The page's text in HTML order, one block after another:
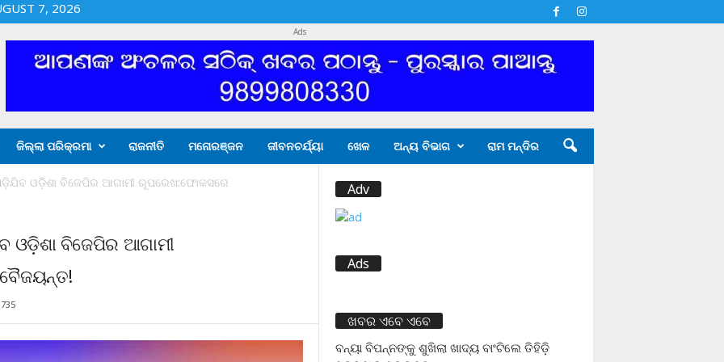
7, 2026
Ads
ଜିଲ୍ଲା ପରିକ୍ରମା ରାଜନୀତି ମନୋରଞ୍ଜନ ଜୀବନଚର୍ଯ୍ୟା ଖେଳ ଅନ୍ୟ ବିଭାଗ ରାମ ମନ୍ଦିର
ଓଡ଼ିଶା ବିଜେପିର ଆଗାମୀ ରୂପରେଖ:ଫୋକସରେ
ଓଡ଼ିଶା ବିଜେପିର ଆଗାମୀ
Adv
Ads
ଖବର ଏବେ ଏବେ
ବନ୍ୟା ବିପନ୍ନଙ୍କୁ ଶୁଖିଲା ଖାଦ୍ୟ ବାଂଟିଲେ ତିହିଡି଼